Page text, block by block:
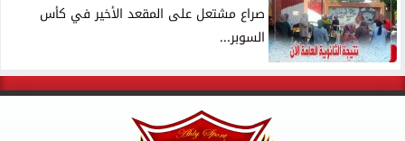
صراع مشتعل على المقعد الأخير في كأس
السوبر...